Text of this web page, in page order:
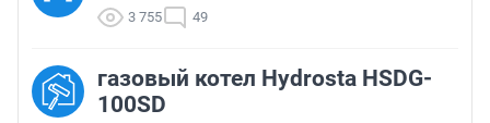
3 755 49
газовый котел Hydrosta HSDG-
100SD